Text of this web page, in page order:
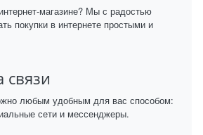
магазине? Мы с радостью
покупки в интернете простыми и
связи
любым удобным для вас способом:
сети и мессенджеры.